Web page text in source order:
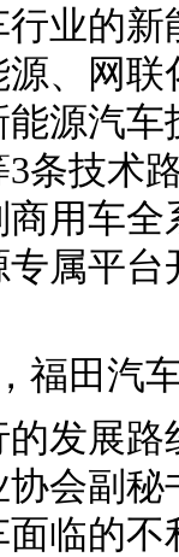
业的
、网联
源汽
条技术
用车
属平
发展
会副
临的